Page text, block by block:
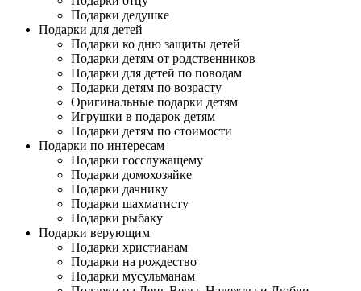
Подарки дедушке
Подарки для детей
Подарки ко дню защиты детей
Подарки детям от родственников
Подарки для детей по поводам
Подарки детям по возрасту
Оригинальные подарки детям
Игрушки в подарок детям
Подарки детям по стоимости
Подарки по интересам
Подарки госслужащему
Подарки домохозяйке
Подарки дачнику
Подарки шахматисту
Подарки рыбаку
Подарки верующим
Подарки христианам
Подарки на рождество
Подарки мусульманам